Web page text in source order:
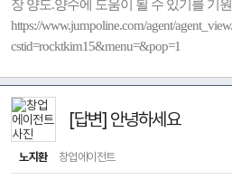
장 양도.양수에 도움이 될 수 있기를 기
https://www.jumpoline.com/agent/
cstid=rocktkim15&menu=&pop=1
[답변] 안녕하세요
노지환 창업에이전트